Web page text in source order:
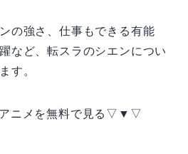
の強さ、仕事もできる有能
など、転スラのシエンについ
す。
ニメを無料で見る▽▼▽